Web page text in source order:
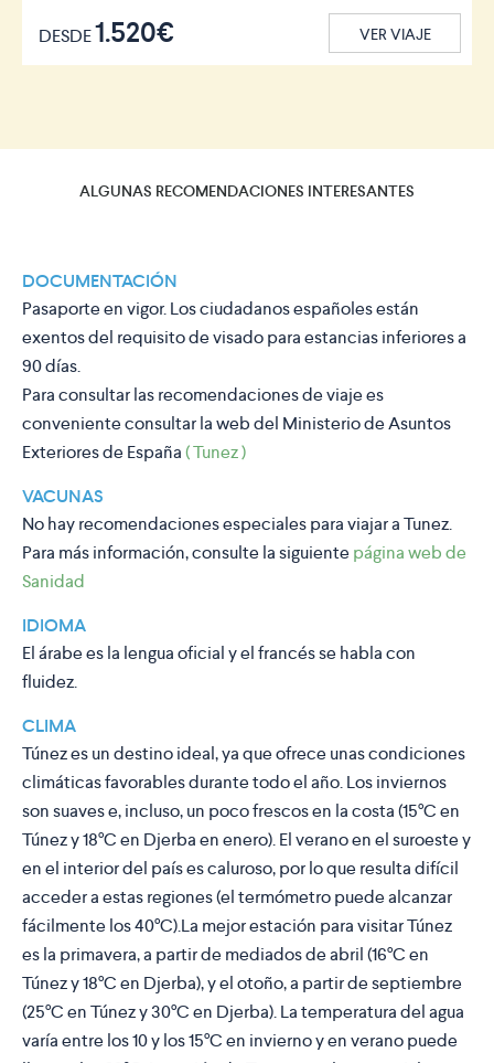
DESDE1.520€ VER VIAJE
ALGUNAS RECOMENDACIONES INTERESANTES
DOCUMENTACIÓN
Pasaporte en vigor. Los ciudadanos españoles están
exentos del requisito de visado para estancias inferiores a
90 días.
Para consultar las recomendaciones de viaje es
conveniente consultar la web del Ministerio de Asuntos
Exteriores de España( Tunez )
VACUNAS
No hay recomendaciones especiales para viajar a Tunez.
Para más información, consulte la siguiente página web de
Sanidad
IDIOMA
El árabe es la lengua oficial y el francés se habla con
fluidez.
CLIMA
Túnez es un destino ideal, ya que ofrece unas condiciones
climáticas favorables durante todo el año. Los inviernos
son suaves e, incluso, un poco frescos en la costa (15°C en
Túnez y 18°C en Djerba en enero). El verano en el suroeste y
en el interior del país es caluroso, por lo que resulta difícil
acceder a estas regiones (el termómetro puede alcanzar
fácilmente los 40°C).La mejor estación para visitar Túnez
es la primavera, a partir de mediados de abril (16°C en
Túnez y 18°C en Djerba), y el otoño, a partir de septiembre
(25°C en Túnez y 30°C en Djerba). La temperatura del agua
varía entre los 10 y los 15°C en invierno y en verano puede